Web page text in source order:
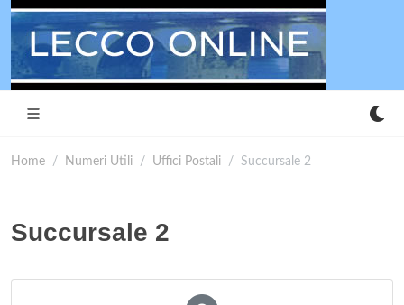
Home Numeri Utili Uffici Postali Succursale 2
Succursale 2